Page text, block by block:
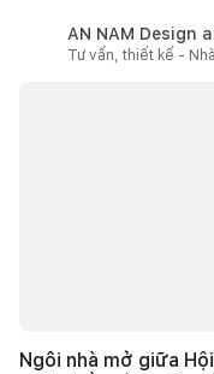
AN NAM Design
Tư vấn, thiết kế -
Ngôi nhà mở giữa